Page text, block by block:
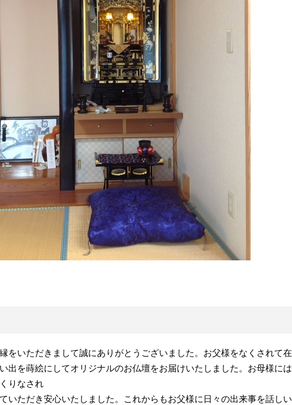
をいただきまして誠にありがとうございました。お父様をなくされて在
出を蒔絵にしてオリジナルのお仏壇をお届けいたしました。お母様には
りなされ
いただき安心いたしました。これからもお父様に日々の出来事を話しい